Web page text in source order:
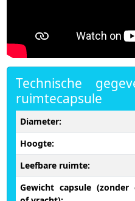
Technische
ruimtecapsule
Diameter:
Hoogte:
Leefbare ruimte:
Gewicht capsule (zonder